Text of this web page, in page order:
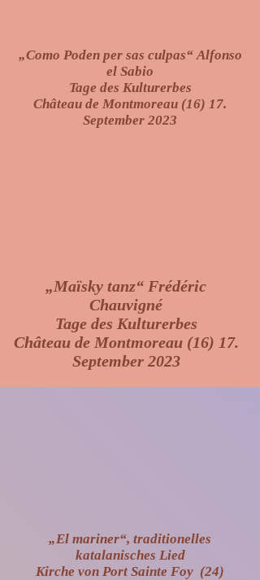
„Como Poden per sas culpas“Alfonso
el Sabio
Tage des Kulturerbes
Château de Montmoreau (16) 17.
September 2023
„Maïsky tanz“ Frédéric
Chauvigné
Tage des Kulturerbes
Château de Montmoreau (16) 17.
September 2023
„El mariner“, traditionelles
katalanisches Lied
Kirche von Port Sainte Foy (24)